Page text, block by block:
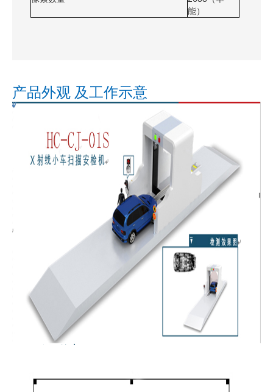
能）
产品外观 及工作示意